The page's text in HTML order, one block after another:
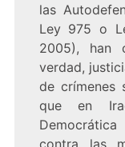
las
Ley 975 o
2005), han
verdad,
de crímenes
que en